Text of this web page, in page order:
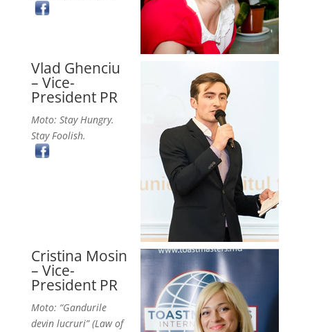
Vlad Ghenciu
– Vice-
President PR
Moto: Stay Hungry.
Stay Foolish.
Cristina Mosin
– Vice-
President PR
Moto: “Gandurile
devin lucruri” (Law of